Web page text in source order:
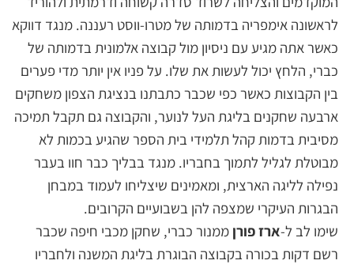
לראשונה אימפריה בדמותה של מטרו-ווסט רעננה. מנגד דווקא
כאשר אתה מגיע עם ניסיון מול קבוצה אלמונית בדמותה של
כברי, הלחץ יכול לעשות את שלו. על פניו אין יותר מדי פערים
בין הקבוצות כאשר כפי שכבר כתבתנו בנציגת הצפון משחקים
ארבעה שחקנים בליגת העל לנוער, והקבוצה גם תקבל תמיכה
מסיבית בדמות קהל תלמידי בית הספר שהגיע בכמות לא
מבוטלת לגליל לתמוך בחבריו. מנגד בבליך כבר חוו בעבר
נפילה לליגה הארצית, ומאמינים שיצליחו לעמוד במבחן
הבגרות העיקרי שמצפה להן בשבועיים הקרובים.
שימו לב ל-ארז פורן ממנור כברי, שחקן מכבי חיפה שכבר
רשם דקות בכורה בקבוצה הבוגרת בליגת המשנה ולחבריו